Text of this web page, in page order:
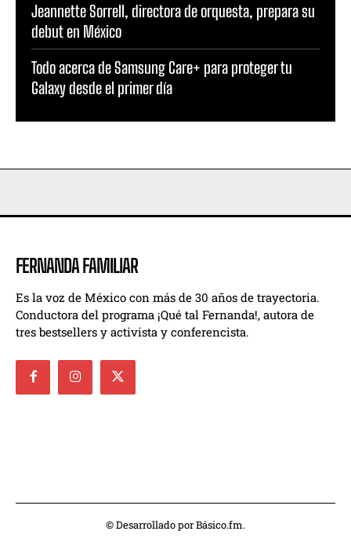
Jeannette Sorrell, directora de orquesta, prepara su
debut en México
Todo acerca de Samsung Care+ para proteger tu
Galaxy desde el primer día
FERNANDA FAMILIAR
Es la voz de México con más de 30 años de trayectoria.
Conductora del programa ¡Qué tal Fernanda!, autora de
tres bestsellers y activista y conferencista.
© Desarrollado por Básico.fm.